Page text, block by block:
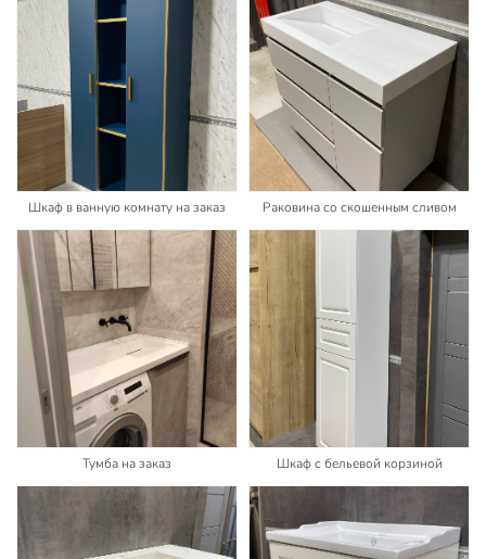
Шкаф в ванную комнату на заказ Раковина со скошенным сливом
Тумба на заказ Шкаф с бельевой корзиной